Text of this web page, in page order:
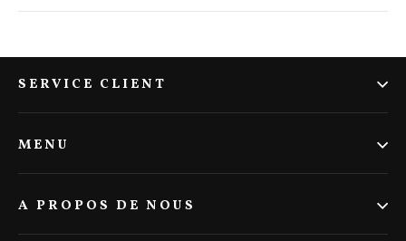
SERVICE CLIENT
MENU
A PROPOS DE NOUS